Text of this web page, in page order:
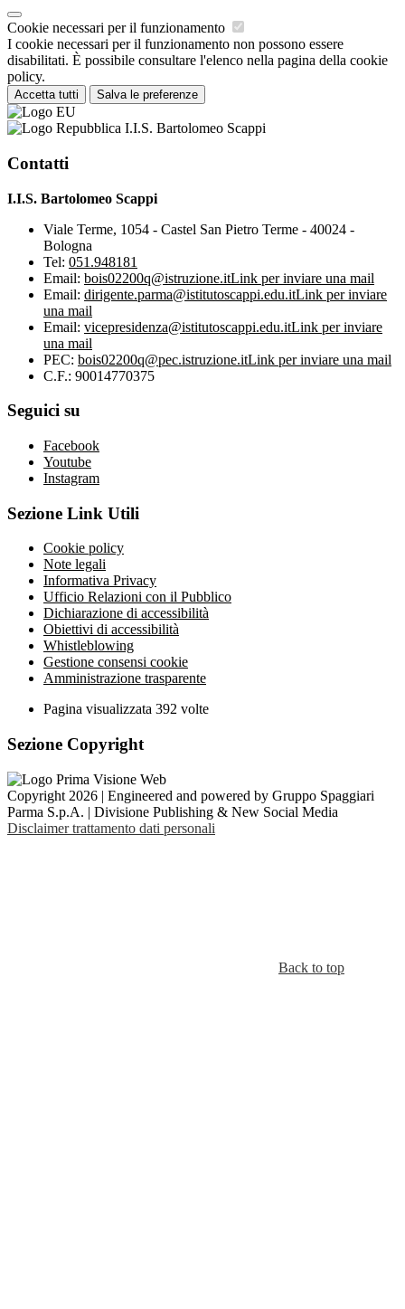
Cookie necessari per il funzionamento
I cookie necessari per il funzionamento non possono essere
disabilitati. È possibile consultare l'elenco nella pagina della cookie
policy.
Accetta tutti Salva le preferenze
I.I.S. Bartolomeo Scappi
Contatti
I.I.S. Bartolomeo Scappi
Viale Terme, 1054 - Castel San Pietro Terme - 40024 -
Bologna
Tel: 051.948181
Email: bois02200q@istruzione.itLink per inviare una mail
Email: dirigente.parma@istitutoscappi.edu.itLink per inviare
una mail
Email: vicepresidenza@istitutoscappi.edu.itLink per inviare
una mail
PEC: bois02200q@pec.istruzione.itLink per inviare una mail
C.F.: 90014770375
Seguici su
Facebook
Youtube
Instagram
Sezione Link Utili
Cookie policy
Note legali
Informativa Privacy
Ufficio Relazioni con il Pubblico
Dichiarazione di accessibilità
Obiettivi di accessibilità
Whistleblowing
Gestione consensi cookie
Amministrazione trasparente
Pagina visualizzata 392 volte
Sezione Copyright
Copyright 2026 | Engineered and powered by Gruppo Spaggiari
Parma S.p.A. | Divisione Publishing & New Social Media
Disclaimer trattamento dati personali
Back to top